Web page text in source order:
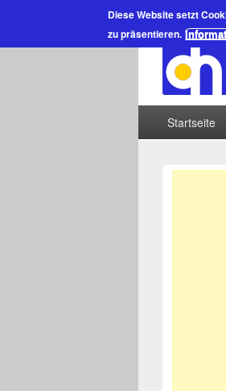
Diese Website setzt
zu präsentieren.
Startseite